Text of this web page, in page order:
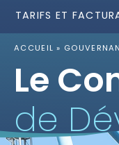
TARIFS ET
ACCUEIL »
Le
de